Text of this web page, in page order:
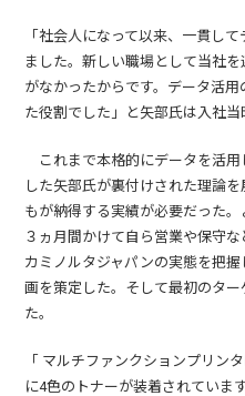
「社会人になって以来、一貫し
ました。新しい職場として当社
がなかったからです。データ活
た役割でした」と矢部氏は入社当
これまで本格的にデータを活用
した矢部氏が裏付けされた理論
もが納得する実績が必要だった
３ヵ月間かけて自ら営業や保守
カミノルタジャパンの実態を把
画を策定した。そして最初のタ
た。
「 マルチファンクションプリン
に4色のトナーが装着されていま